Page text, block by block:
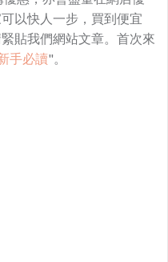
以快人一步，買到便宜
貼我們網站文章。首次來
手必讀"。